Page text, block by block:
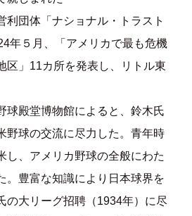
利団体「ナショナル・トラスト
年５月、「アメリカで最も危機
区」11カ所を発表し、リトル東
球殿堂博物館によると、鈴木氏
野球の交流に尽力した。青年時
し、アメリカ野球の全般にわた
。豊富な知識により日本球界を
の大リーグ招聘（1934年）に尽